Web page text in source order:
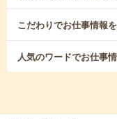
こだわりでお仕事情報
人気のワードでお仕事